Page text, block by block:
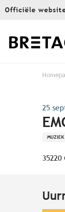
Aller
principal
Officiële
25
MUZIEK